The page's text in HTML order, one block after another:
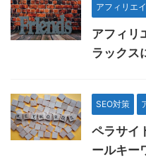
アフィリエ
アフィリ
ラックス
SEO対策
ペラサイ
ールキー